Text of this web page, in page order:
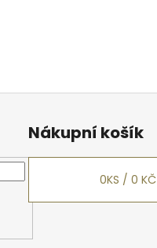
Nákupní košík
0KS /0 KČ